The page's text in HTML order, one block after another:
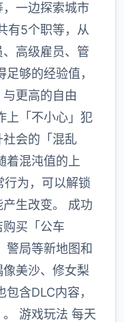
一边探索城市
有5个职等，从
高级雇员、管
够的经验值，
更高的自由
上「不小心」犯
会的「混乱
着混沌值的上
行为，可以解锁
生改变。 成功
买「公车
警局等新地图和
美沙、修女梨
含DLC内容，
游戏玩法 每天